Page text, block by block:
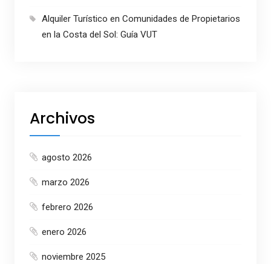
Alquiler Turístico en Comunidades de Propietarios
en la Costa del Sol: Guía VUT
Archivos
agosto 2026
marzo 2026
febrero 2026
enero 2026
noviembre 2025